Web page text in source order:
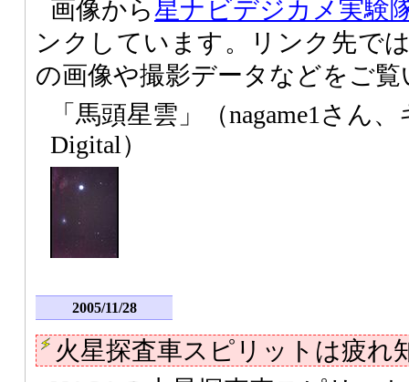
画像から星ナビデジカメ実験
ンクしています。リンク先で
の画像や撮影データなどをご
「馬頭星雲」（nagame1さん
Digital）
2005/11/28
火星探査車スピリットは疲れ